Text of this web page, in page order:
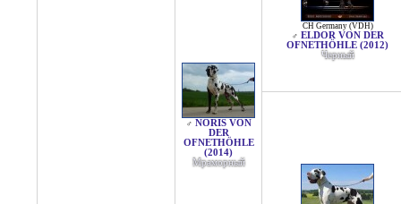
♂ NORIS VON
DER
OFNETHÖHLE
(2014)
Мраморный
CH Germany (VDH)
♂ ELDOR VON DER
OFNETHÖHLE (2012)
Черный